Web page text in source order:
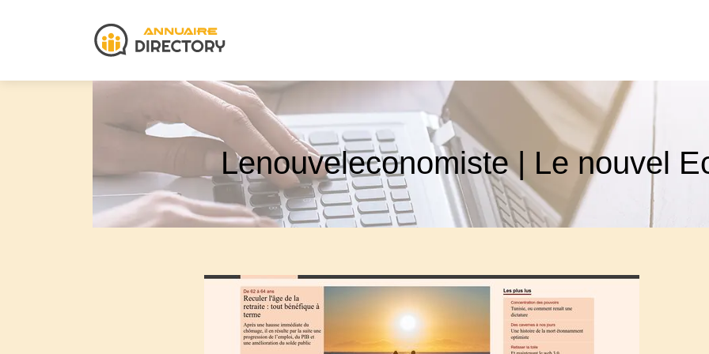
Lenouveleconomiste | Le nouvel